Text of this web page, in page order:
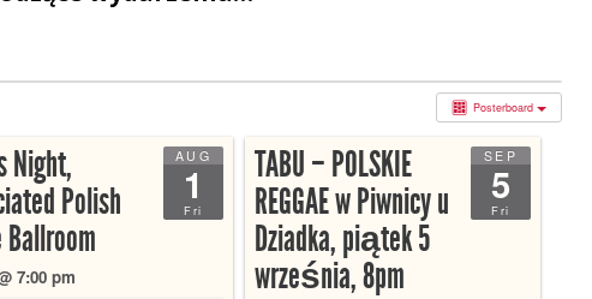
Posterboard
AUG
1
Fri
Night,
Polish
Ballroom
7:00 pm
SEP
5
Fri
TABU – POLSKIE
REGGAE w Piwnicy u
Dziadka, piątek 5
września, 8pm